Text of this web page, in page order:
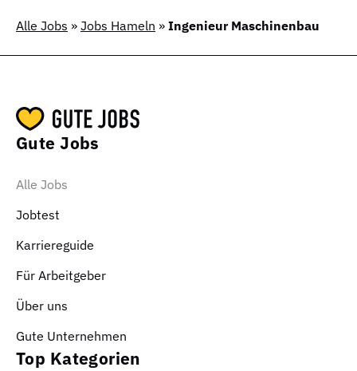
Alle Jobs » Jobs Hameln » Ingenieur Maschinenbau
Gute Jobs
Alle Jobs
Jobtest
Karriereguide
Für Arbeitgeber
Über uns
Gute Unternehmen
Top Kategorien